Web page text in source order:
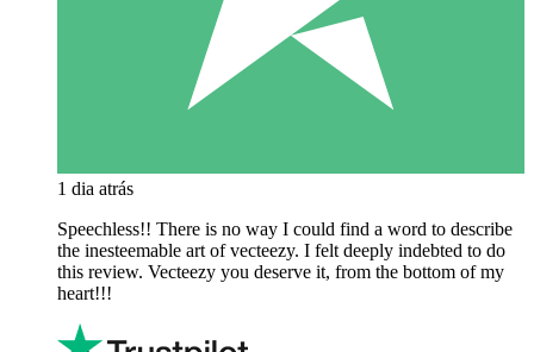
1 dia atrás
Speechless!! There is no way I could find a word to describe
the inesteemable art of vecteezy. I felt deeply indebted to do
this review. Vecteezy you deserve it, from the bottom of my
heart!!!